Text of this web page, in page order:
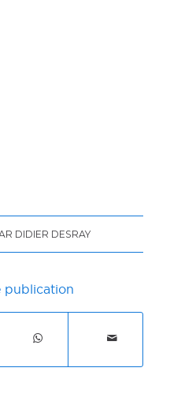
DIDIER DESRAY
publication